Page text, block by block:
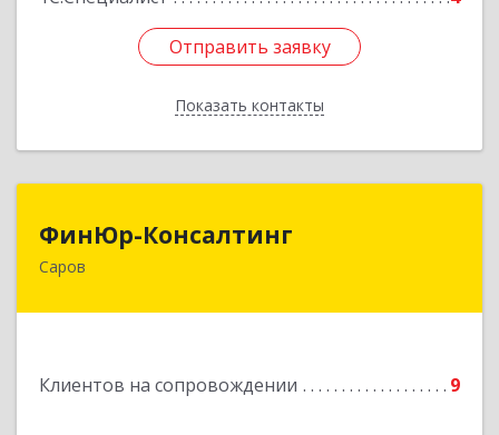
Отправить заявку
Показать контакты
Отправить заявку
Назад
ФинЮр-Консалтинг
Саров
Клиентов на сопровождении 9